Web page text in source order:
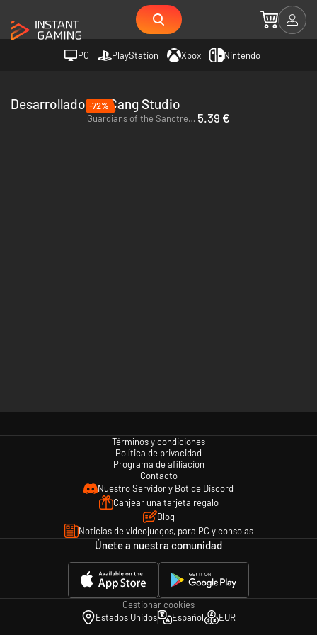
PC PlayStation Xbox Nintendo
Desarrollador HuCang Studio
-72%
Guardians of the Sanctree - PC (Steam) 5.39 €
Términos y condiciones
Política de privacidad
Programa de afiliación
Contacto
Nuestro Servidor y Bot de Discord
Canjear una tarjeta regalo
Blog
Noticias de videojuegos, para PC y consolas
Únete a nuestra comunidad
Gestionar cookies
Estados Unidos
Español EUR